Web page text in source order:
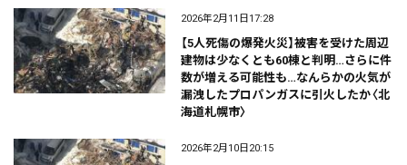
2026年2月11日17:28
【5人死傷の爆発火災】被害を受けた周辺
建物は少なくとも60棟と判明…さらに件
数が増える可能性も…なんらかの火気が
漏洩したプロパンガスに引火したか〈北
海道札幌市〉
2026年2月10日20:15